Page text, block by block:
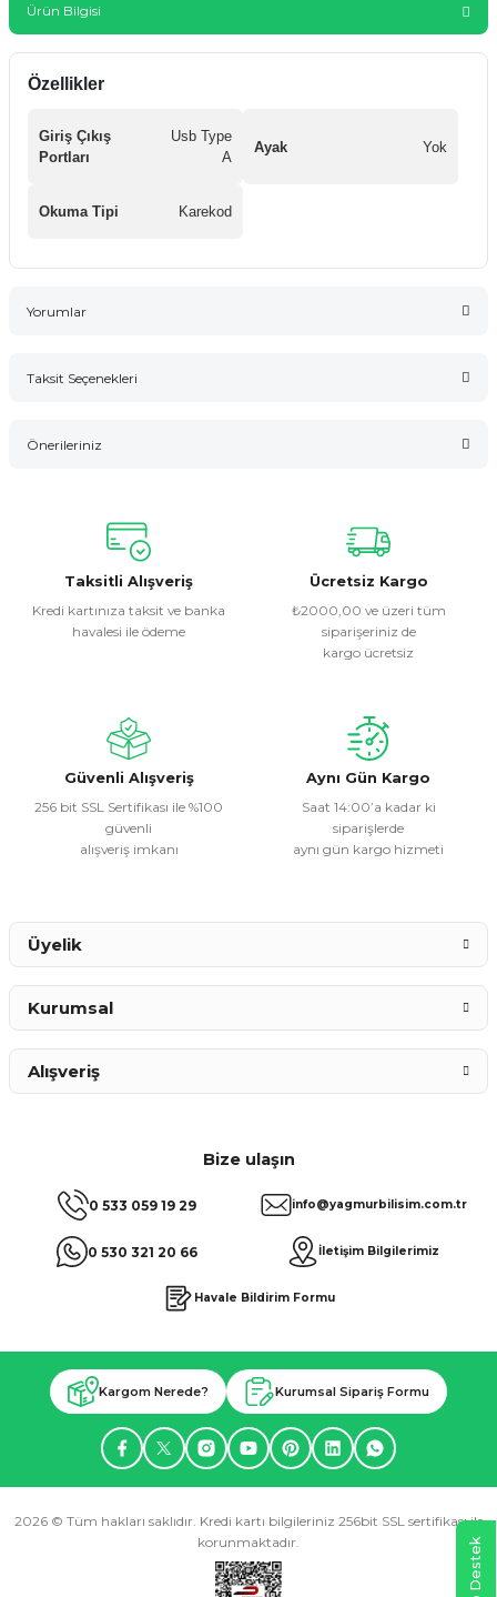
Ürün Bilgisi
Özellikler
Giriş Çıkış
Portları
Usb Type
A
Ayak Yok
Okuma Tipi Karekod
Yorumlar
Taksit Seçenekleri
Önerileriniz
konularda yetersiz gördüğünüz noktaları öneri formunu
kullanarak tarafımıza iletebilirsiniz.
Görüş ve önerileriniz için teşekkür ederiz.
Ürün resmi kalitesiz, bozuk veya görüntülenemiyor.
Ürün fiyatı diğer sitelerden daha pahalı.
Bu ürüne benzer farklı alternatifler olmalı.
Taksitli Alışveriş
Kredi kartınıza taksit ve banka
havalesi ile ödeme
Ücretsiz Kargo
₺2000,00 ve üzeri tüm
siparişeriniz de
kargo ücretsiz
Güvenli Alışveriş
256 bit SSL Sertifikası ile %100
güvenli
alışveriş imkanı
Aynı Gün Kargo
Saat 14:00’a kadar ki
siparişlerde
aynı gün kargo hizmeti
Bize ulaşın
0 533 059 19 29
0 530 321 20 66
info@yagmurbilisim.com.tr
İletişim Bilgilerimiz
Havale Bildirim Formu
Üyelik
Kurumsal
Alışveriş
Kargom Nerede? Kurumsal Sipariş Formu
2026 © Tüm hakları saklıdır. Kredi kartı bilgileriniz 256bit SSL sertifikası ile
korunmaktadır.